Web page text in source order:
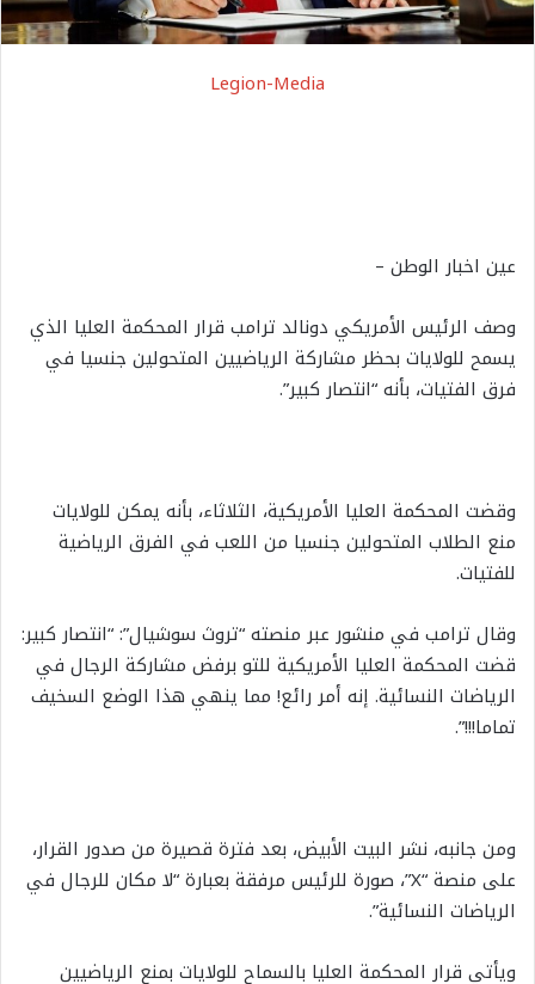
Legion-Media
عين اخبار الوطن –
وصف الرئيس الأمريكي دونالد ترامب قرار المحكمة العليا الذي
يسمح للولايات بحظر مشاركة الرياضيين المتحولين جنسيا في
فرق الفتيات، بأنه “انتصار كبير”.
وقضت المحكمة العليا الأمريكية، الثلاثاء، بأنه يمكن للولايات
منع الطلاب المتحولين جنسيا من اللعب في الفرق الرياضية
للفتيات.
وقال ترامب في منشور عبر منصته “تروث سوشيال”: “انتصار كبير:
قضت المحكمة العليا الأمريكية للتو برفض مشاركة الرجال في
الرياضات النسائية. إنه أمر رائع! مما ينهي هذا الوضع السخيف
تماما!!!”.
ومن جانبه، نشر البيت الأبيض، بعد فترة قصيرة من صدور القرار،
على منصة “X”، صورة للرئيس مرفقة بعبارة “لا مكان للرجال في
الرياضات النسائية”.
ويأتي قرار المحكمة العليا بالسماح للولايات بمنع الرياضيين